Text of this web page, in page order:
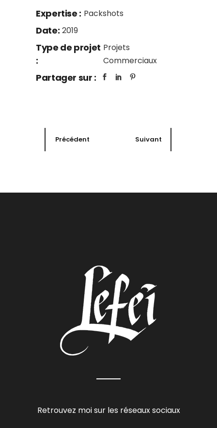
Expertise : Packshots
Date: 2019
Type de projet
:
Projets
Commerciaux
Partager sur :
Précédent Suivant
Retrouvez moi sur les réseaux sociaux